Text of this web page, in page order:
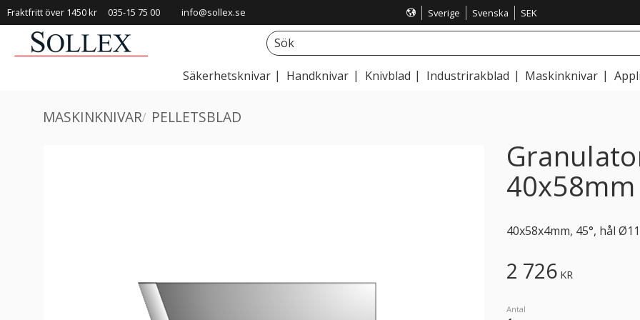
Fraktfritt över 1450 kr 035-15 75 00 info@sollex.se Sverige Svenska SEK
Säkerhetsknivar Handknivar Knivblad Industrirakblad Maskinknivar
MASKINKNIVAR PELLETSBLAD
40x58x4mm, 45°, hål Ø11
2 726KR
Antal